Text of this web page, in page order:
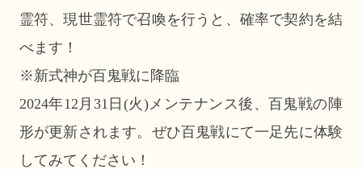
霊符、現世霊符で召喚を行うと、確率で契約を結
べます！
※新式神が百鬼戦に降臨
2024年12月31日(火)メンテナンス後、百鬼戦の陣
形が更新されます。ぜひ百鬼戦にて一足先に体験
してみてください！